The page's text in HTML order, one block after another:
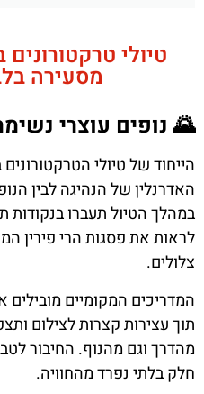
טיולי
מסעירה
🌄 נופים עוצרי
הייחוד של טיולי
האדרנלין של הנהיגה לבין
במהלך הטיול תעברו בנקודות
לראות את פסגות הרי פירין
צלולים.
המדריכים המקומיים
תוך עצירות קצרות לצילום
מהדרך וגם מהנוף. החיבור
חלק בלתי נפרד מהחוויה.